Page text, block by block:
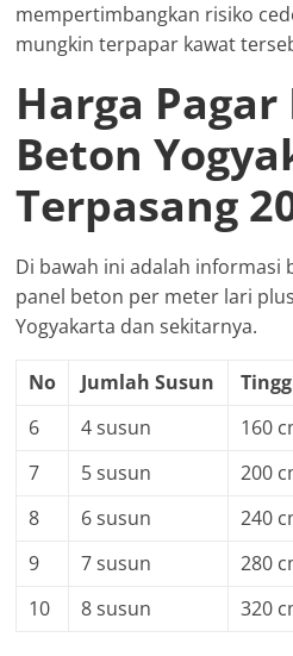
mempertimbangkan risiko
mungkin terpapar kawat
Harga Pagar
Beton
Terpasang
Di bawah ini adalah informasi
panel beton per meter lari
Yogyakarta dan sekitarnya.
No Jumlah Susun
6
4 susun 160
7
5 susun 200
8
6 susun 240
9
7 susun 280
10
8 susun 320